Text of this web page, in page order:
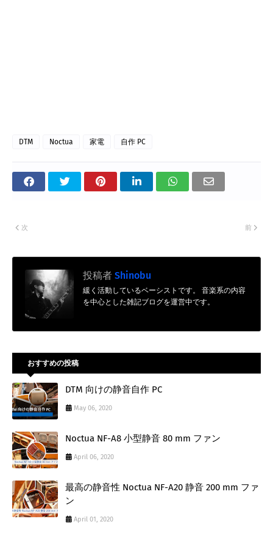
DTM Noctua 家電 自作 PC
前
次
投稿者 Shinobu
緩く活動しているベーシストです。 音楽系の内容
を中心とした雑記ブログを運営中です。
おすすめの投稿
DTM 向けの静音自作 PC
May 06, 2020
Noctua NF-A8 小型静音 80 mm ファン
April 06, 2020
最高の静音性 Noctua NF-A20 静音 200 mm ファ
ン
April 01, 2020